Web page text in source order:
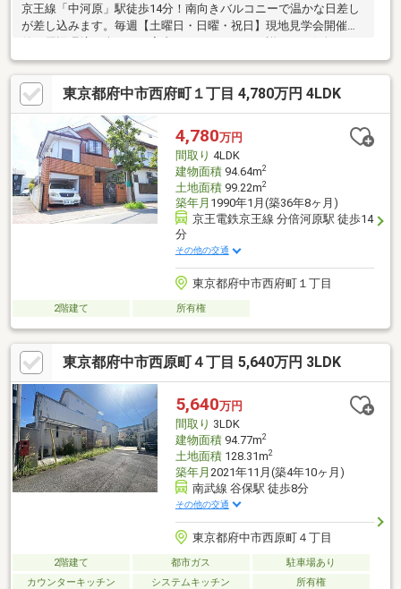
京王線「中河原」駅徒歩14分！南向きバルコニーで温かな日差し
が差し込みます。毎週【土曜日・日曜・祝日】現地見学会開催開
問い合わせください！
東京都府中市西府町１丁目 4,780万円 4LDK
4,780万円
間取り 4LDK
建物面積94.64m2
土地面積99.22m2
築年月 1990年1月(築36年8ヶ月)
京王電鉄京王線 分倍河原駅 徒歩14
分
その他の交通
東京都府中市西府町１丁目
2階建て 所有権
東京都府中市西原町４丁目 5,640万円 3LDK
5,640万円
間取り 3LDK
建物面積94.77m2
土地面積128.31m2
築年月 2021年11月(築4年10ヶ月)
南武線 谷保駅 徒歩8分
その他の交通
東京都府中市西原町４丁目
2階建て 都市ガス
駐車場あり
カウンターキッチン
システムキッチン 所有権